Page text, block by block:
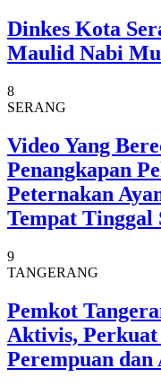
Dinkes Kota
Maulid Nabi
8
SERANG
Video Yang
Penangkapan
Peternakan
Tempat
9
TANGERANG
Pemkot
Aktivis,
Perempuan dan